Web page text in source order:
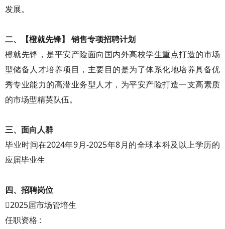
发展。
二、【橙就先锋】 销售专项招聘计划
橙就先锋，是平安产险面向国内外高校学生重点打造的市场
型储备人才培养项目，主要目的是为了体系化地培养具备优
秀专业能力的高潜业务型人才，为平安产险打造一支高素质
的市场型精英队伍。
三、面向人群
毕业时间在2024年9月-2025年8月的全球本科及以上学历的
应届毕业生
四、招聘岗位
2025届市场管培生
任职资格 :